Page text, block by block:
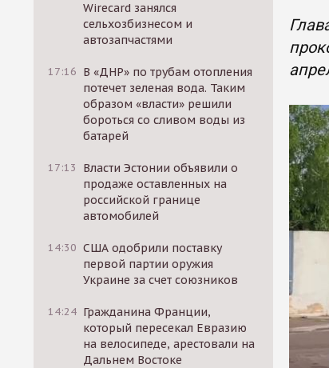
Wirecard занялся
сельхозбизнесом и
автозапчастями
17:16 В «ДНР» по трубам отопления
потечет зеленая вода. Таким
образом «власти» решили
бороться со сливом воды из
батарей
17:13
Власти Эстонии объявили о
продаже оставленных на
российской границе
автомобилей
14:30 США одобрили поставку
первой партии оружия
Украине за счет союзников
14:24 Гражданина Франции,
который пересекал Евразию
на велосипеде, арестовали на
Дальнем Востоке